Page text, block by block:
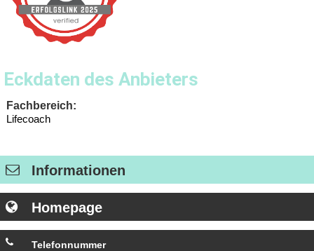
Eckdaten des Anbieters
Fachbereich:
Lifecoach
Informationen
Homepage
Telefonnummer